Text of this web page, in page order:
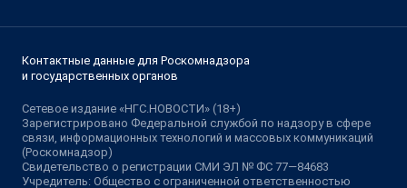
Контактные данные для Роскомнадзора
и государственных органов
Сетевое издание «НГС.НОВОСТИ» (18+)
Зарегистрировано Федеральной службой по надзору в сфере
связи, информационных технологий и массовых коммуникаций
(Роскомнадзор)
Свидетельство о регистрации СМИ ЭЛ № ФС 77—84683
Учредитель: Общество с ограниченной ответственностью